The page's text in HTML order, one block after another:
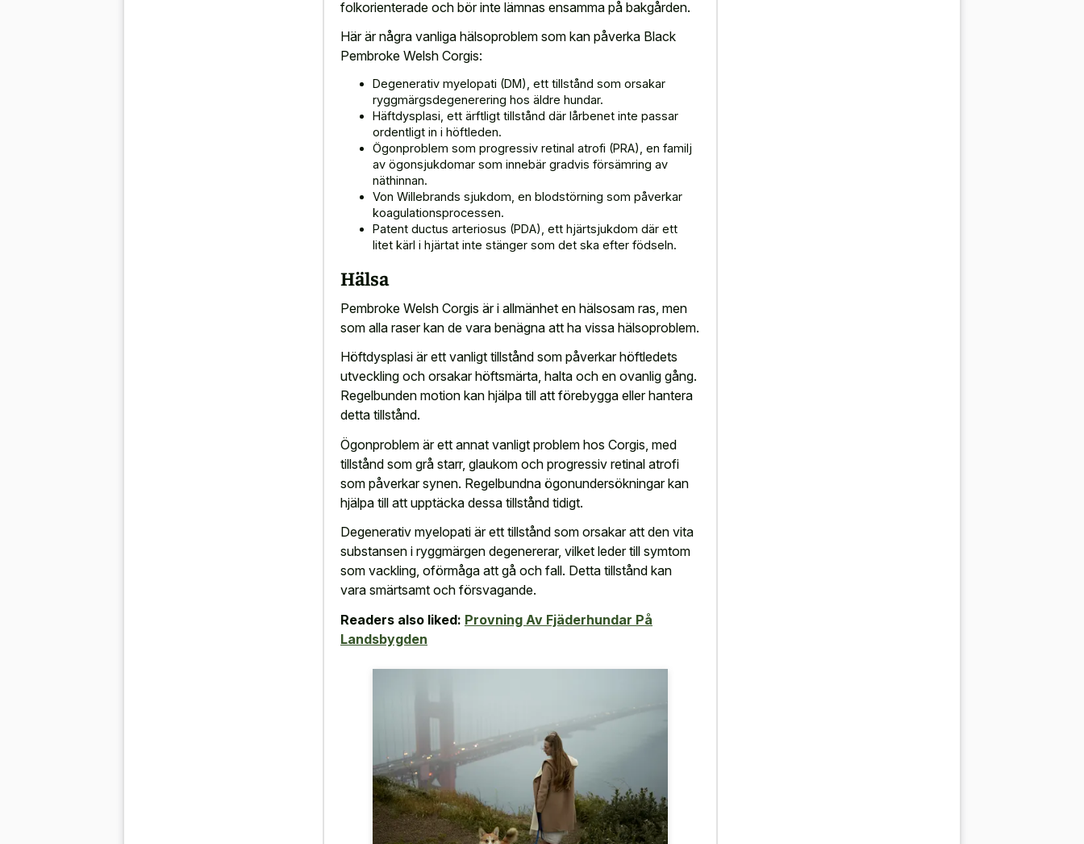
folkorienterade och bör inte lämnas ensamma på bakgården.
Här är några vanliga hälsoproblem som kan påverka Black
Pembroke Welsh Corgis:
Degenerativ myelopati (DM), ett tillstånd som orsakar
ryggmärgsdegenerering hos äldre hundar.
Häftdysplasi, ett ärftligt tillstånd där lårbenet inte passar
ordentligt in i höftleden.
Ögonproblem som progressiv retinal atrofi (PRA), en familj
av ögonsjukdomar som innebär gradvis försämring av
näthinnan.
Von Willebrands sjukdom, en blodstörning som påverkar
koagulationsprocessen.
Patent ductus arteriosus (PDA), ett hjärtsjukdom där ett
litet kärl i hjärtat inte stänger som det ska efter födseln.
Hälsa
Pembroke Welsh Corgis är i allmänhet en hälsosam ras, men
som alla raser kan de vara benägna att ha vissa hälsoproblem.
Höftdysplasi är ett vanligt tillstånd som påverkar höftledets
utveckling och orsakar höftsmärta, halta och en ovanlig gång.
Regelbunden motion kan hjälpa till att förebygga eller hantera
detta tillstånd.
Ögonproblem är ett annat vanligt problem hos Corgis, med
tillstånd som grå starr, glaukom och progressiv retinal atrofi
som påverkar synen. Regelbundna ögonundersökningar kan
hjälpa till att upptäcka dessa tillstånd tidigt.
Degenerativ myelopati är ett tillstånd som orsakar att den vita
substansen i ryggmärgen degenererar, vilket leder till symtom
som vackling, oförmåga att gå och fall. Detta tillstånd kan
vara smärtsamt och försvagande.
Readers also liked: Provning Av Fjäderhundar På
Landsbygden